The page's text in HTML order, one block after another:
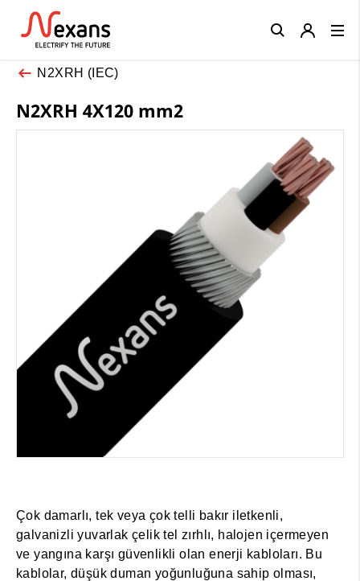
N2XRH (IEC)
N2XRH 4X120 mm2
Çok damarlı, tek veya çok telli bakır iletkenli,
galvanizli yuvarlak çelik tel zırhlı, halojen içermeyen
ve yangına karşı güvenlikli olan enerji kabloları. Bu
kablolar, düşük duman yoğunluğuna sahip olması,
Close